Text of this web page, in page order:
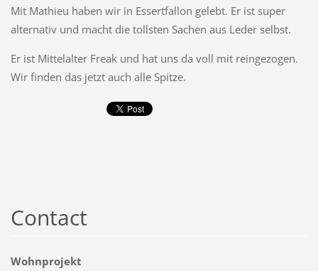
Mit Mathieu haben wir in Essertfallon gelebt. Er ist super
alternativ und macht die tollsten Sachen aus Leder selbst.
Er ist Mittelalter Freak und hat uns da voll mit reingezogen.
Wir finden das jetzt auch alle Spitze.
Contact
Wohnprojekt